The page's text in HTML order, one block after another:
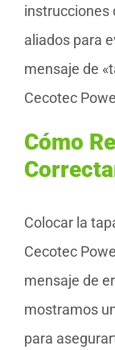
instrucciones
aliados para
mensaje de
Cecotec
Cómo
Colocar la
Cecotec
mensaje de
mostramos
para